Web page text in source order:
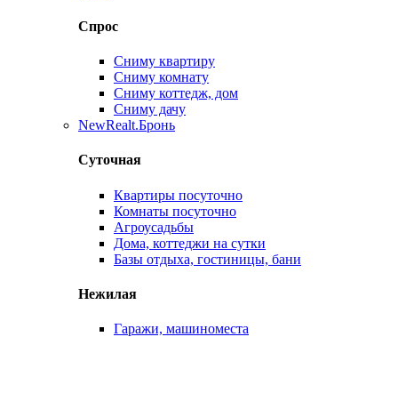
Спрос
Сниму квартиру
Сниму комнату
Сниму коттедж, дом
Сниму дачу
NewRealt.Бронь
Суточная
Квартиры посуточно
Комнаты посуточно
Агроусадьбы
Дома, коттеджи на сутки
Базы отдыха, гостиницы, бани
Нежилая
Гаражи, машиноместа